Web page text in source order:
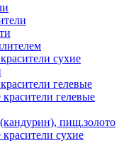
сухие
гелевые
гелевые
пищ.золото
сухие